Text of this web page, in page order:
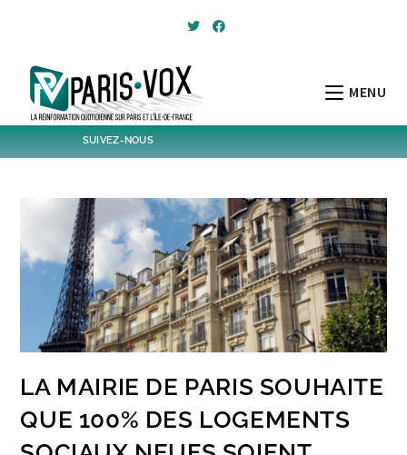
MENU
SUIVEZ-NOUS
Twitter
Post 6,313 Post
LA MAIRIE DE PARIS SOUHAITE
QUE 100% DES LOGEMENTS